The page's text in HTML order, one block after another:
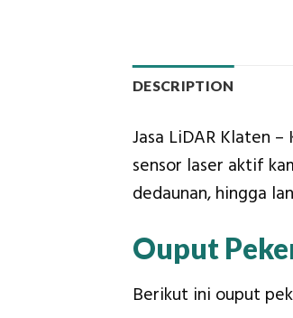
DESCRIPTION
Jasa LiDAR Klaten
sensor laser aktif
dedaunan, hingga
Ouput
Berikut ini ouput